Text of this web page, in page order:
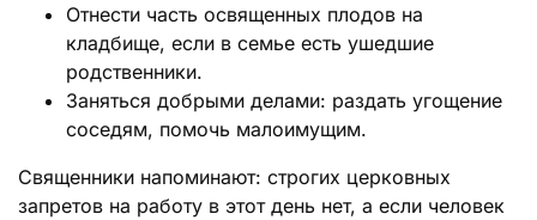
Отнести часть освященных плодов на
кладбище, если в семье есть ушедшие
родственники.
Заняться добрыми делами: раздать угощение
соседям, помочь малоимущим.
Священники напоминают: строгих церковных
запретов на работу в этот день нет, а если человек